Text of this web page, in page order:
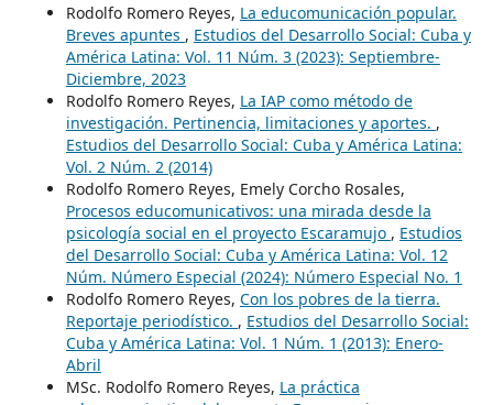
Rodolfo Romero Reyes, La educomunicación popular.
Breves apuntes , Estudios del Desarrollo Social: Cuba y
América Latina: Vol. 11 Núm. 3 (2023): Septiembre-
Diciembre, 2023
Rodolfo Romero Reyes, La IAP como método de
investigación. Pertinencia, limitaciones y aportes. ,
Estudios del Desarrollo Social: Cuba y América Latina:
Vol. 2 Núm. 2 (2014)
Rodolfo Romero Reyes, Emely Corcho Rosales,
Procesos educomunicativos: una mirada desde la
psicología social en el proyecto Escaramujo , Estudios
del Desarrollo Social: Cuba y América Latina: Vol. 12
Núm. Número Especial (2024): Número Especial No. 1
Rodolfo Romero Reyes, Con los pobres de la tierra.
Reportaje periodístico. , Estudios del Desarrollo Social:
Cuba y América Latina: Vol. 1 Núm. 1 (2013): Enero-
Abril
MSc. Rodolfo Romero Reyes, La práctica